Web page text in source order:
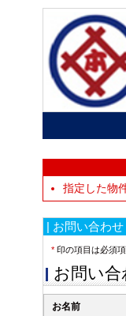
指定した物
| お問い合わせ
*印の項目は必須項
お問い
お名前